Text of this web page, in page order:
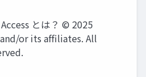
とは？ © 2025
or its afﬁliates. All